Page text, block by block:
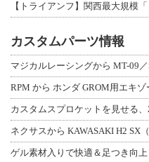
カスタムパーツ情報
ネクサスから KAWASAKI H2 SX